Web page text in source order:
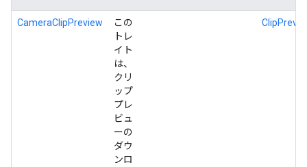
CameraClipPreview
この
トレ
イト
は、
クリ
ップ
プレ
ビュ
ーの
ダウ
ンロ